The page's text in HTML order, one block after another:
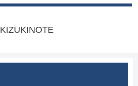
KIZUKINOTE